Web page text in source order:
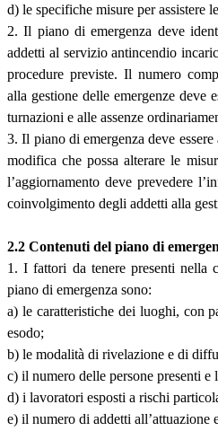
d) le specifiche misure per assistere
2. Il piano di emergenza deve
addetti al servizio antincendio
procedure previste. Il numero
alla gestione delle emergenze deve
turnazioni e alle assenze
3. Il piano di emergenza deve
modifica che possa alterare le
l’aggiornamento deve prevedere
coinvolgimento degli addetti alla
2.2 Contenuti del piano di
1. I fattori da tenere presenti nella
piano di emergenza sono:
a) le caratteristiche dei luoghi, con
esodo;
b) le modalità di rivelazione e di
c) il numero delle persone presenti e
d) i lavoratori esposti a rischi
e) il numero di addetti